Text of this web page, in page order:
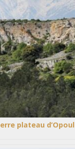
plateau d’Opoul